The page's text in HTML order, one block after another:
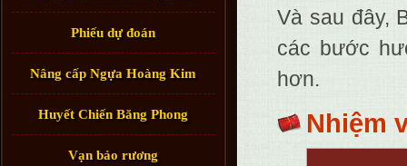
Phiếu dự đoán
Nâng cấp Ngựa Hoàng Kim
Huyết Chiến Băng Phong
Vạn bảo rương
Và sau đây,
các bước
hơn.
Nhiệm